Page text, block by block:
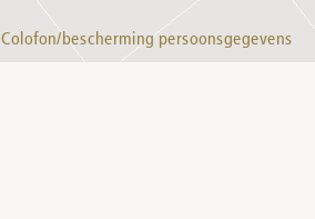
Colofon/bescherming persoonsgegevens